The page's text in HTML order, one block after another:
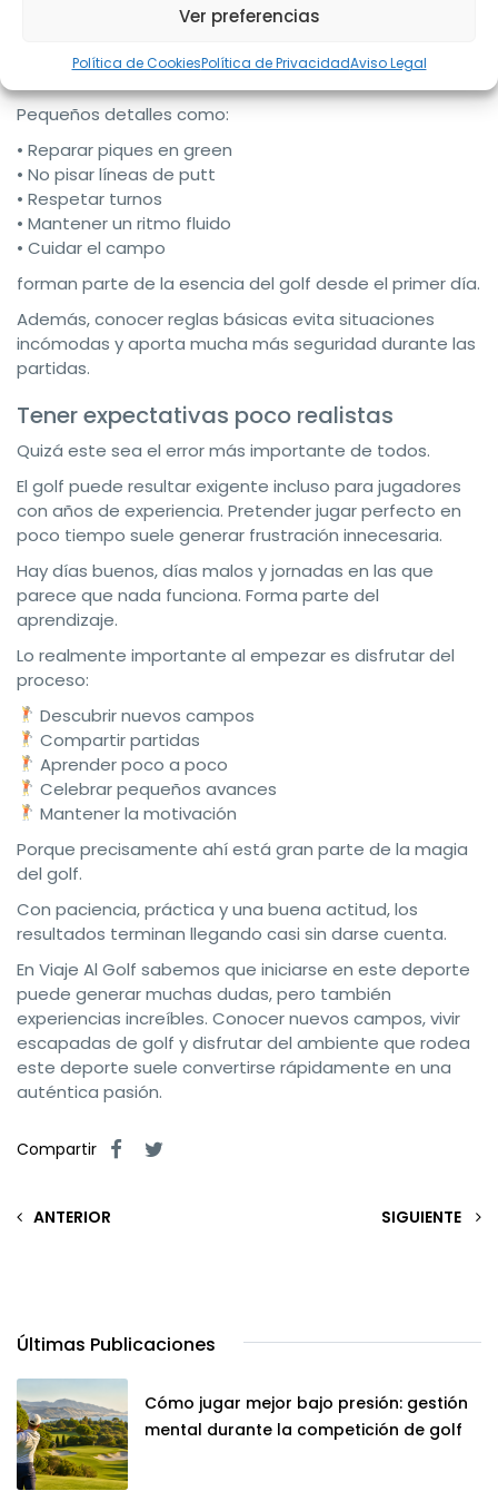
Ver preferencias
Política de CookiesPolítica de PrivacidadAviso Legal
La etiqueta en golf no es simple formalidad. Ayuda a
mantener el ritmo, el respeto y la experiencia de todos
los jugadores.
Pequeños detalles como:
• Reparar piques en green
• No pisar líneas de putt
• Respetar turnos
• Mantener un ritmo fluido
• Cuidar el campo
forman parte de la esencia del golf desde el primer día.
Además, conocer reglas básicas evita situaciones
incómodas y aporta mucha más seguridad durante las
partidas.
Tener expectativas poco realistas
Quizá este sea el error más importante de todos.
El golf puede resultar exigente incluso para jugadores
con años de experiencia. Pretender jugar perfecto en
poco tiempo suele generar frustración innecesaria.
Hay días buenos, días malos y jornadas en las que
parece que nada funciona. Forma parte del
aprendizaje.
Lo realmente importante al empezar es disfrutar del
proceso:
Descubrir nuevos campos
Compartir partidas
Aprender poco a poco
Celebrar pequeños avances
Mantener la motivación
Porque precisamente ahí está gran parte de la magia
del golf.
Con paciencia, práctica y una buena actitud, los
resultados terminan llegando casi sin darse cuenta.
En Viaje Al Golf sabemos que iniciarse en este deporte
puede generar muchas dudas, pero también
experiencias increíbles. Conocer nuevos campos, vivir
escapadas de golf y disfrutar del ambiente que rodea
este deporte suele convertirse rápidamente en una
auténtica pasión.
Compartir
ANTERIOR SIGUIENTE
Últimas Publicaciones
Cómo jugar mejor bajo presión: gestión
mental durante la competición de golf